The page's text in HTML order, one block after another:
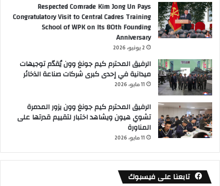
Respected Comrade Kim Jong Un Pays
Congratulatory Visit to Central Cadres Training
School of WPK on Its 80th Founding
Anniversary
2 يونيو، 2026
الرفيق المحترم كيم جونغ وون يُقدّم توجيهات
ميدانية في إحدى كبرى شركات صناعة الذخائر
11 مايو، 2026
الرفيق المحترم كيم جونغ وون يزور المدمرة
تشوي هيون ويشاهد اختبار لتقييم قدرتها على
المناورة
11 مايو، 2026
تابعنا على فيسبوك